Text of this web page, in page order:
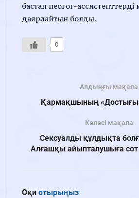
бастап пеогог-
даярлайтын болды.
0
Алдыңғы мақала
Қармақшының
Келесі мақала
Сексуалды құлдықта
Алғашқы айыпталушыға
Оқи отырыңыз